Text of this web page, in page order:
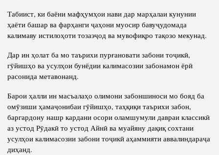
Табиист, ки баёни мафҳумҳои нави дар марҳалаи кунунии
ҳаёти башар ва фарҳанги ҷаҳони муосир бавуҷудомада
калимаву истилоҳоти тозаэҷод ва мувофиқро тақозо мекунад.
Дар ин ҳолат ба мо таърихи пурғановати забони тоҷикӣ,
гӯйишҳо ва усулҳои бунёдии калимасозии забонамон ёрӣ
расонида метавонанд.
Барои ҳалли ин масъалаҳо олимони забоншиноси мо бояд ба
омӯзиши ҳамаҷонибаи гӯйишҳо, таҳқиқи таърихи забон,
баргардону нашр кардани осори оламшумули давраи классикӣ
аз устод Рӯдакӣ то устод Айнӣ ва муайяну дақиқ сохтани
усулҳои калимасозии забони тоҷикӣ аҳаммияти аввалиндараҷа
диҳанд.